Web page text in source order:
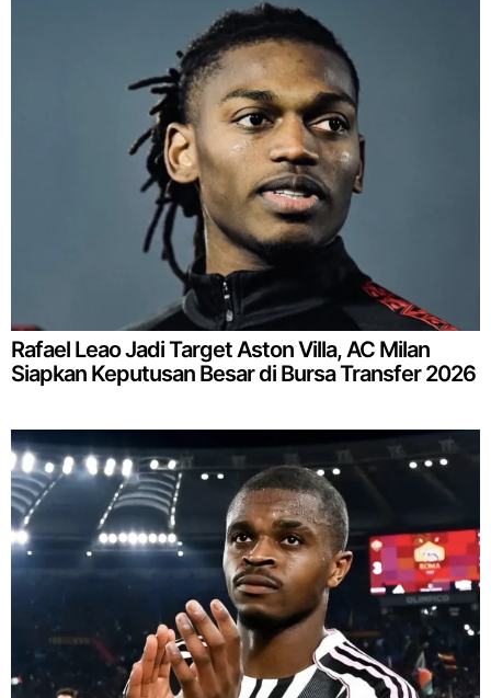
Rafael Leao Jadi Target Aston Villa, AC Milan
Siapkan Keputusan Besar di Bursa Transfer 2026